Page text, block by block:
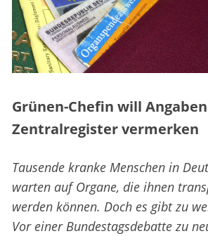
Grünen-Chefin will
Zentralregister vermerken
Tausende kranke Menschen in
warten auf Organe, die ihnen
werden können. Doch es gibt zu
Vor einer Bundestagsdebatte zu